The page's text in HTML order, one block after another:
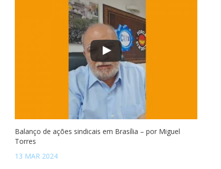
Balanço de ações sindicais em Brasília – por Miguel
Torres
13 MAR 2024